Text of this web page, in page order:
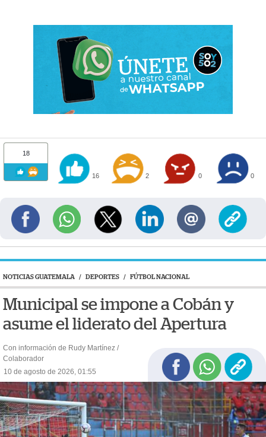
18
16 2 0 0
NOTICIAS GUATEMALA / DEPORTES / FÚTBOL NACIONAL
Municipal se impone a Cobán y
asume el liderato del Apertura
Con información de Rudy Martínez /
Colaborador
10 de agosto de 2026, 01:55